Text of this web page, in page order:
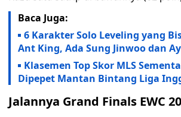
Baca Juga:
6 Karakter Solo Leveling yang
Ant King, Ada Sung Jinwoo dan
Klasemen Top Skor MLS
Dipepet Mantan Bintang Liga
Jalannya Grand Finals EWC